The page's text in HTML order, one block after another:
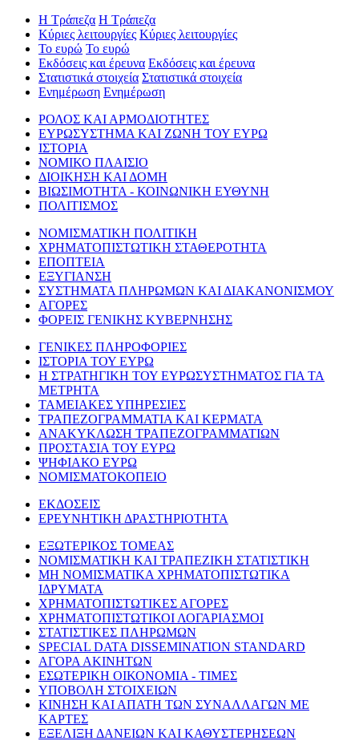
Η Τράπεζα Η Τράπεζα
Κύριες λειτουργίες Κύριες λειτουργίες
Το ευρώ Το ευρώ
Εκδόσεις και έρευνα Εκδόσεις και έρευνα
Στατιστικά στοιχεία Στατιστικά στοιχεία
Ενημέρωση Ενημέρωση
ΡΟΛΟΣ ΚΑΙ ΑΡΜΟΔΙΟΤΗΤΕΣ
ΕΥΡΩΣΥΣΤΗΜΑ ΚΑΙ ΖΩΝΗ ΤΟΥ ΕΥΡΩ
ΙΣΤΟΡΙΑ
ΝΟΜΙΚΟ ΠΛΑΙΣΙΟ
ΔΙΟΙΚΗΣΗ ΚΑΙ ΔΟΜΗ
ΒΙΩΣΙΜΟΤΗΤΑ - ΚΟΙΝΩΝΙΚΗ ΕΥΘΥΝΗ
ΠΟΛΙΤΙΣΜΟΣ
ΝΟΜΙΣΜΑΤΙΚΗ ΠΟΛΙΤΙΚΗ
ΧΡΗΜΑΤΟΠΙΣΤΩΤΙΚΗ ΣΤΑΘΕΡΟΤΗΤΑ
ΕΠΟΠΤΕΙΑ
ΕΞΥΓΙΑΝΣΗ
ΣΥΣΤΗΜΑΤΑ ΠΛΗΡΩΜΩΝ ΚΑΙ ΔΙΑΚΑΝΟΝΙΣΜΟΥ
ΑΓΟΡΕΣ
ΦΟΡΕΙΣ ΓΕΝΙΚΗΣ ΚΥΒΕΡΝΗΣΗΣ
ΓΕΝΙΚΕΣ ΠΛΗΡΟΦΟΡΙΕΣ
ΙΣΤΟΡΙΑ ΤΟΥ ΕΥΡΩ
Η ΣΤΡΑΤΗΓΙΚΗ ΤΟΥ ΕΥΡΩΣΥΣΤΗΜΑΤΟΣ ΓΙΑ ΤΑ
ΜΕΤΡΗΤΑ
ΤΑΜΕΙΑΚΕΣ ΥΠΗΡΕΣΙΕΣ
ΤΡΑΠΕΖΟΓΡΑΜΜΑΤΙΑ ΚΑΙ ΚΕΡΜΑΤΑ
ΑΝΑΚΥΚΛΩΣΗ ΤΡΑΠΕΖΟΓΡΑΜΜΑΤΙΩΝ
ΠΡΟΣΤΑΣΙΑ ΤΟΥ ΕΥΡΩ
ΨΗΦΙΑΚΟ ΕΥΡΩ
ΝΟΜΙΣΜΑΤΟΚΟΠΕΙΟ
ΕΚΔΟΣΕΙΣ
ΕΡΕΥΝΗΤΙΚΗ ΔΡΑΣΤΗΡΙΟΤΗΤΑ
ΕΞΩΤΕΡΙΚΟΣ ΤΟΜΕΑΣ
ΝΟΜΙΣΜΑΤΙΚΗ ΚΑΙ ΤΡΑΠΕΖΙΚΗ ΣΤΑΤΙΣΤΙΚΗ
ΜΗ ΝΟΜΙΣΜΑΤΙΚΑ ΧΡΗΜΑΤΟΠΙΣΤΩΤΙΚΑ
ΙΔΡΥΜΑΤΑ
ΧΡΗΜΑΤΟΠΙΣΤΩΤΙΚΕΣ ΑΓΟΡΕΣ
ΧΡΗΜΑΤΟΠΙΣΤΩΤΙΚΟΙ ΛΟΓΑΡΙΑΣΜΟΙ
ΣΤΑΤΙΣΤΙΚΕΣ ΠΛΗΡΩΜΩΝ
SPECIAL DATA DISSEMINATION STANDARD
ΑΓΟΡΑ ΑΚΙΝΗΤΩΝ
ΕΣΩΤΕΡΙΚΗ ΟΙΚΟΝΟΜΙΑ - ΤΙΜΕΣ
ΥΠΟΒΟΛΗ ΣΤΟΙΧΕΙΩΝ
ΚΙΝΗΣΗ ΚΑΙ ΑΠΑΤΗ ΤΩΝ ΣΥΝΑΛΛΑΓΩΝ ΜΕ
ΚΑΡΤΕΣ
ΕΞΕΛΙΞΗ ΔΑΝΕΙΩΝ ΚΑΙ ΚΑΘΥΣΤΕΡΗΣΕΩΝ